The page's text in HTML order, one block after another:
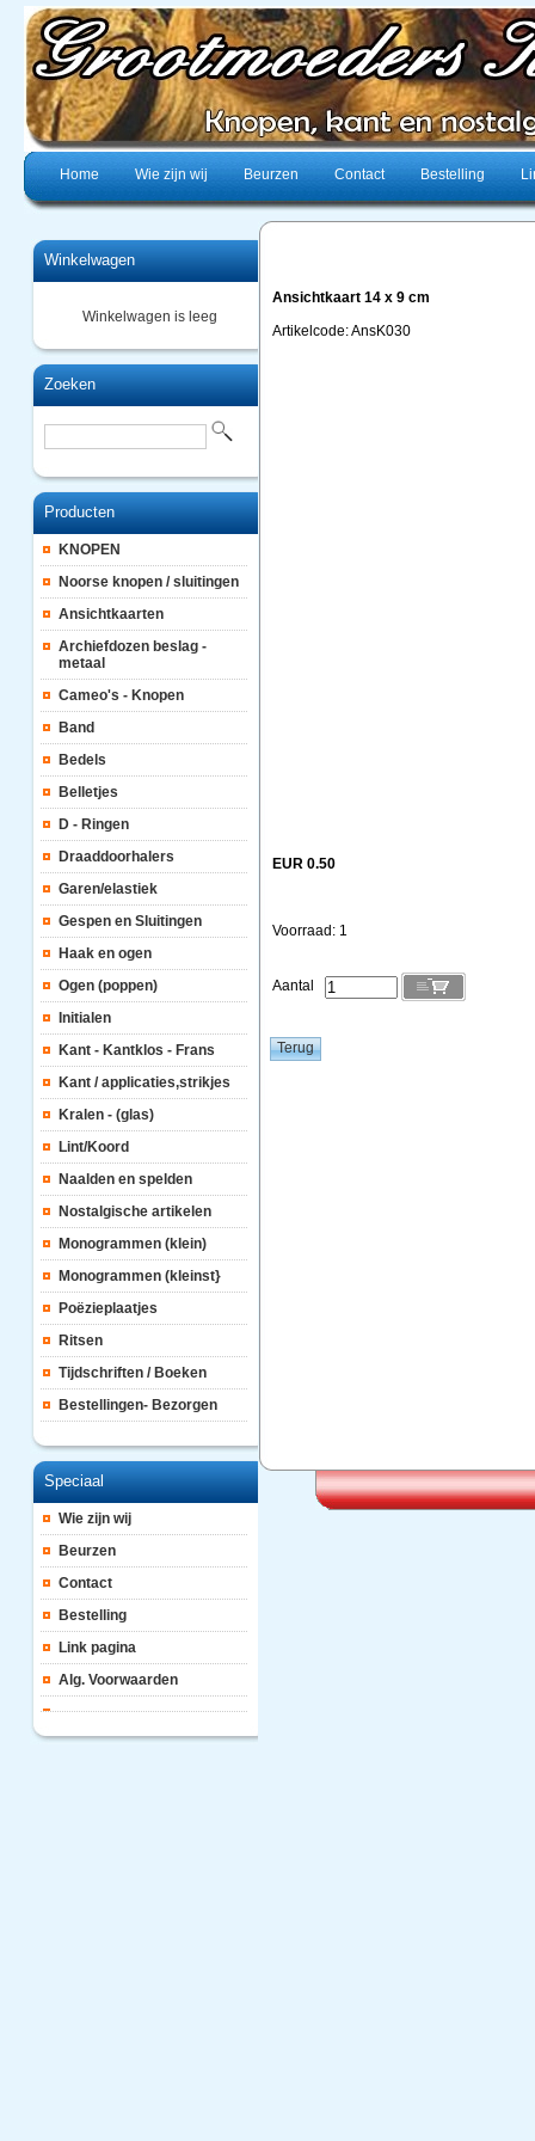
Home Wie zijn wij Beurzen Contact Bestelling
Winkelwagen
Winkelwagen is leeg
Zoeken
Producten
KNOPEN
Noorse knopen / sluitingen
Ansichtkaarten
Archiefdozen beslag -
metaal
Cameo's - Knopen
Band
Bedels
Belletjes
D - Ringen
Draaddoorhalers
Garen/elastiek
Gespen en Sluitingen
Haak en ogen
Ogen (poppen)
Initialen
Kant - Kantklos - Frans
Kant / applicaties,strikjes
Kralen - (glas)
Lint/Koord
Naalden en spelden
Nostalgische artikelen
Monogrammen (klein)
Monogrammen (kleinst}
Poëzieplaatjes
Ritsen
Tijdschriften / Boeken
Bestellingen- Bezorgen
Speciaal
Wie zijn wij
Beurzen
Contact
Bestelling
Link pagina
Alg. Voorwaarden
Ansichtkaart 14 x 9 cm
Artikelcode: AnsK030
EUR 0.50
Voorraad: 1
Aantal